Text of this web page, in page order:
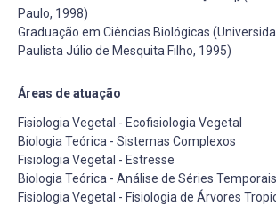
Paulo, 1998)
Graduação em Ciências Biológicas
Paulista Júlio de Mesquita Filho, 1995)
Áreas de atuação
Fisiologia Vegetal - Ecofisiologia Vegetal
Biologia Teórica - Sistemas Complexos
Fisiologia Vegetal - Estresse
Biologia Teórica - Análise de Séries Temporais
Fisiologia Vegetal - Fisiologia de Árvores